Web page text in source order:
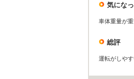
気にな
車体重量が
総評
運転がしや